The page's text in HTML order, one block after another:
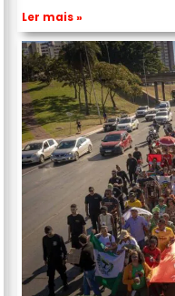
Ler mais »